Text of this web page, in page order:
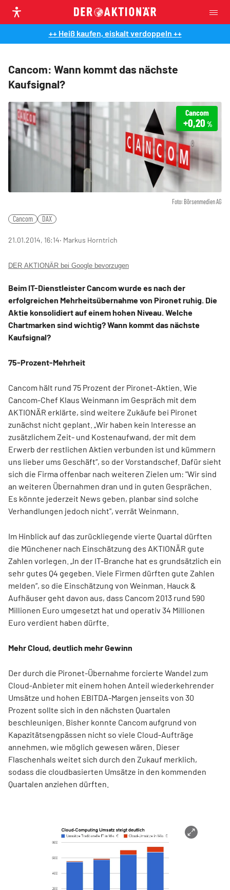
++ Heiß kaufen, eiskalt verdoppeln ++
Cancom: Wann kommt das nächste
Kaufsignal?
Foto: Börsenmedien AG
Cancom
+0,20 %
Cancom DAX
21.01.2014, 16:14‧ Markus Horntrich
DER AKTIONÄR bei Google bevorzugen
Beim IT-Dienstleister Cancom wurde es nach der
erfolgreichen Mehrheitsübernahme von Pironet ruhig. Die
Aktie konsolidiert auf einem hohen Niveau. Welche
Chartmarken sind wichtig? Wann kommt das nächste
Kaufsignal?
75-Prozent-Mehrheit
Cancom hält rund 75 Prozent der Pironet-Aktien. Wie
Cancom-Chef Klaus Weinmann im Gespräch mit dem
AKTIONÄR erklärte, sind weitere Zukäufe bei Pironet
zunächst nicht geplant. „Wir haben kein Interesse an
zusätzlichem Zeit- und Kostenaufwand, der mit dem
Erwerb der restlichen Aktien verbunden ist und kümmern
uns lieber ums Geschäft“, so der Vorstandschef. Dafür sieht
sich die Firma offenbar nach weiteren Zielen um: "Wir sind
an weiteren Übernahmen dran und in guten Gesprächen.
Es könnte jederzeit News geben, planbar sind solche
Verhandlungen jedoch nicht", verrät Weinmann.
Im Hinblick auf das zurückliegende vierte Quartal dürften
die Münchener nach Einschätzung des AKTIONÄR gute
Zahlen vorlegen. „In der IT-Branche hat es grundsätzlich ein
sehr gutes Q4 gegeben. Viele Firmen dürften gute Zahlen
melden“, so die Einschätzung von Weinman. Hauck &
Aufhäuser geht davon aus, dass Cancom 2013 rund 590
Millionen Euro umgesetzt hat und operativ 34 Millionen
Euro verdient haben dürfte.
Mehr Cloud, deutlich mehr Gewinn
Der durch die Pironet-Übernahme forcierte Wandel zum
Cloud-Anbieter mit einem hohen Anteil wiederkehrender
Umsätze und hohen EBITDA-Margen jenseits von 30
Prozent sollte sich in den nächsten Quartalen
beschleunigen. Bisher konnte Cancom aufgrund von
Kapazitätsengpässen nicht so viele Cloud-Aufträge
annehmen, wie möglich gewesen wären. Dieser
Flaschenhals weitet sich durch den Zukauf merklich,
sodass die cloudbasierten Umsätze in den kommenden
Quartalen anziehen dürften.